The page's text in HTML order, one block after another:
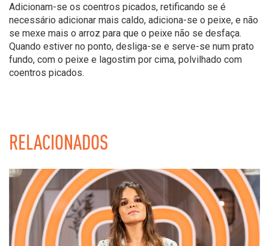
Adicionam-se os coentros picados, retificando se é
necessário adicionar mais caldo, adiciona-se o peixe, e não
se mexe mais o arroz para que o peixe não se desfaça.
Quando estiver no ponto, desliga-se e serve-se num prato
fundo, com o peixe e lagostim por cima, polvilhado com
coentros picados.
RELACIONADOS